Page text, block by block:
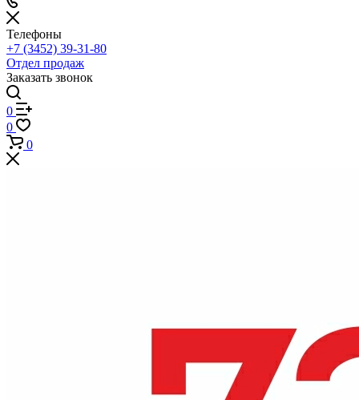
Телефоны
+7 (3452) 39-31-80
Отдел продаж
Заказать звонок
0
0
0